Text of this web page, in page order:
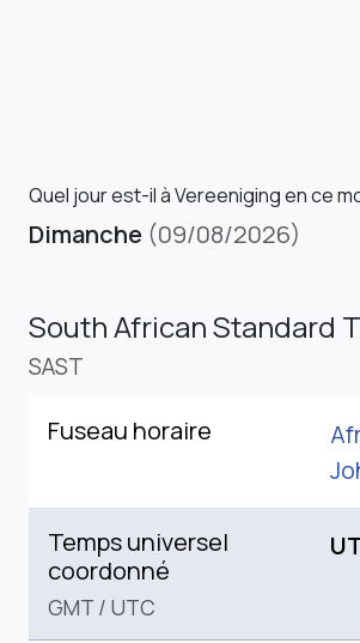
Quel jour est-il à Vereeniging en ce
Dimanche (09/08/2026)
South African Standard
SAST
Fuseau horaire
Temps universel
coordonné
GMT / UTC